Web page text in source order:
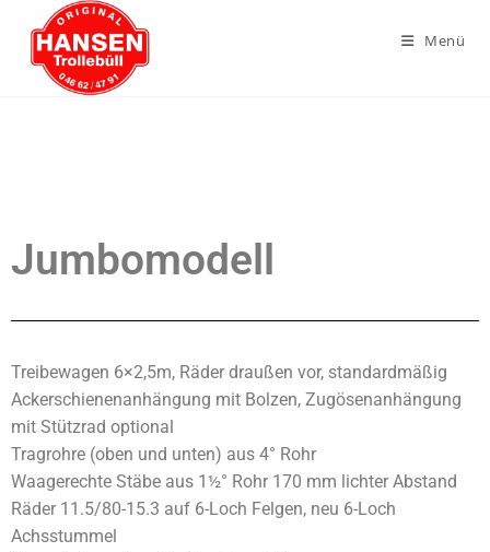
Menü
Jumbomodell
Treibewagen 6×2,5m, Räder draußen vor, standardmäßig
Ackerschienenanhängung mit Bolzen, Zugösenanhängung
mit Stützrad optional
Tragrohre (oben und unten) aus 4° Rohr
Waagerechte Stäbe aus 1½° Rohr 170 mm lichter Abstand
Räder 11.5/80-15.3 auf 6-Loch Felgen, neu 6-Loch
Achsstummel